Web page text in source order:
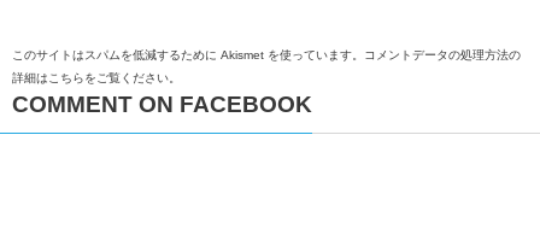
このサイトはスパムを低減するために Akismet を使っています。 コメントデータの処理方法の
詳細はこちらをご覧ください
COMMENT ON FACEBOOK